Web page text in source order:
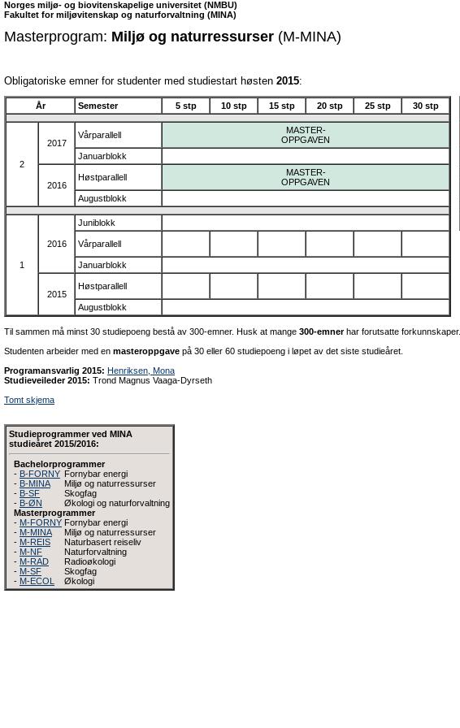
Norges miljø- og biovitenskapelige universitet (NMBU)
Fakultet for miljøvitenskap og naturforvaltning (MINA)
Masterprogram: Miljø og naturressurser (M-MINA)
Obligatoriske emner for studenter med studiestart høsten 2015:
År Semester 5 stp 10 stp 15 stp 20 stp 25 stp 30 stp
2
2017
Vårparallell
MASTER-
OPPGAVEN
Januarblokk
2016
Høstparallell
MASTER-
OPPGAVEN
Augustblokk
1
2016
Juniblokk
Vårparallell
Januarblokk
2015
Høstparallell
Augustblokk
Til sammen må minst 30 studiepoeng bestå av 300-emner. Husk at mange 300-emnerhar forutsatte forkunnskaper.
Studenten arbeider med en masteroppgave på 30 eller 60 studiepoeng i løpet av det siste studieåret.
Programansvarlig 2015: Henriksen, Mona
Studieveileder 2015: Trond Magnus Vaaga-Dyrseth
Tomt skjema
Studieprogrammer ved MINA
studieåret 2015/2016:
Bachelorprogrammer
- B-FORNY Fornybar energi
- B-MINA
Miljø og naturressurser
- B-SF
Skogfag
- B-ØN
Økologi og naturforvaltning
Masterprogrammer
- M-FORNY Fornybar energi
- M-MINA
Miljø og naturressurser
- M-REIS
Naturbasert reiseliv
- M-NF
Naturforvaltning
- M-RAD
Radioøkologi
- M-SF
Skogfag
- M-ECOL Økologi